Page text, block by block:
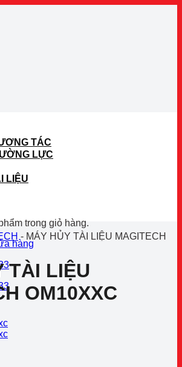
trong giỏ hàng.
hàng
TÁC
LỰC
LIỆU
- MÁY HỦY TÀI LIỆU MAGITECH
TÀI LIỆU
OM10XXC